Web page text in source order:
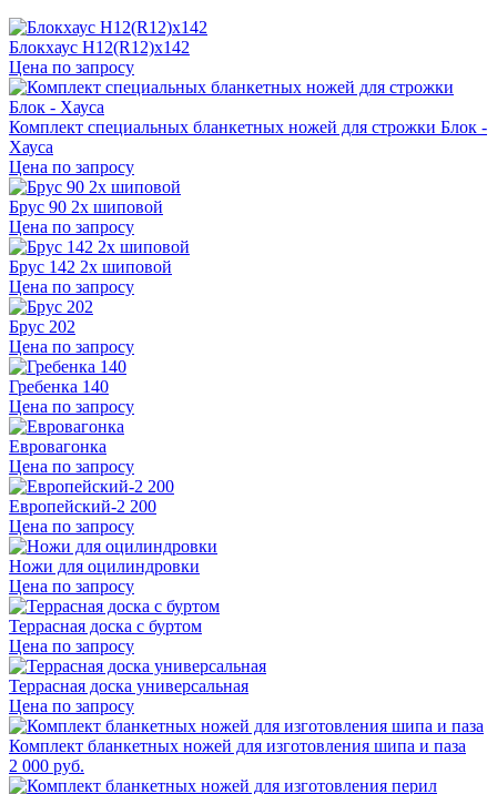
Блокхаус H12(R12)x142
Цена по запросу
Комплект специальных бланкетных ножей для строжки Блок -
Хауса
Цена по запросу
Брус 90 2х шиповой
Цена по запросу
Брус 142 2х шиповой
Цена по запросу
Брус 202
Цена по запросу
Гребенка 140
Цена по запросу
Евровагонка
Цена по запросу
Европейский-2 200
Цена по запросу
Ножи для оцилиндровки
Цена по запросу
Террасная доска с буртом
Цена по запросу
Террасная доска универсальная
Цена по запросу
Комплект бланкетных ножей для изготовления шипа и паза
2 000 руб.